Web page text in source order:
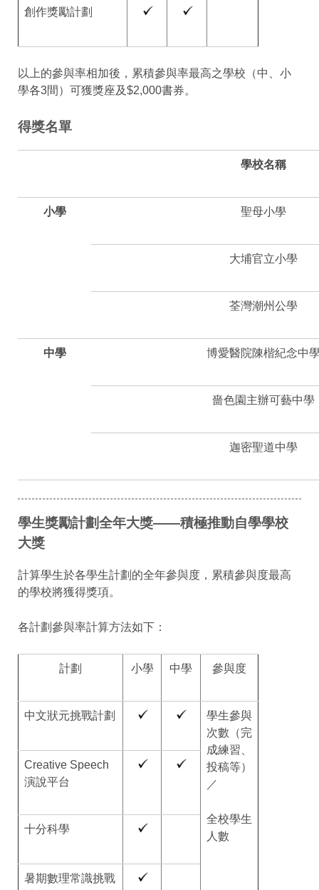
創作獎勵計劃
以上的參與率相加後，累積參與率最高之學校（中、小
學各3間）可獲獎座及$2,000書券。
得獎名單
學校名稱
小學 聖母小學
大埔官立小學
荃灣潮州公學
中學 博愛醫院陳楷紀念中
嗇色園主辦可藝中學
迦密聖道中學
學生獎勵計劃全年大獎——積極推動自學學校
大獎
計算學生於各學生計劃的全年參與度，累積參與度最高
的學校將獲得獎項。
各計劃參與率計算方法如下：
計劃 小學 中學 參與度
中文狀元挑戰計劃
學生參與
次數（完
成練習、
投稿等）
／
全校學生
人數
Creative Speech
演說平台
十分科學
暑期數理常識挑戰